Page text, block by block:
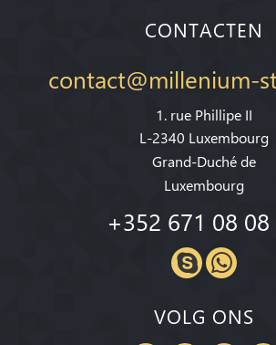
CONTACTEN
contact@millenium-
1. rue Phillipe II
L-2340 Luxembourg
Grand-Duché de
Luxembourg
+352 671 08 08
VOLG ONS